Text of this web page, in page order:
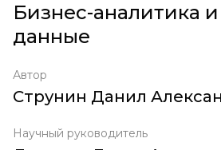
Бизнес-аналитика
данные
Автор
Струнин Данил
Научный руководитель